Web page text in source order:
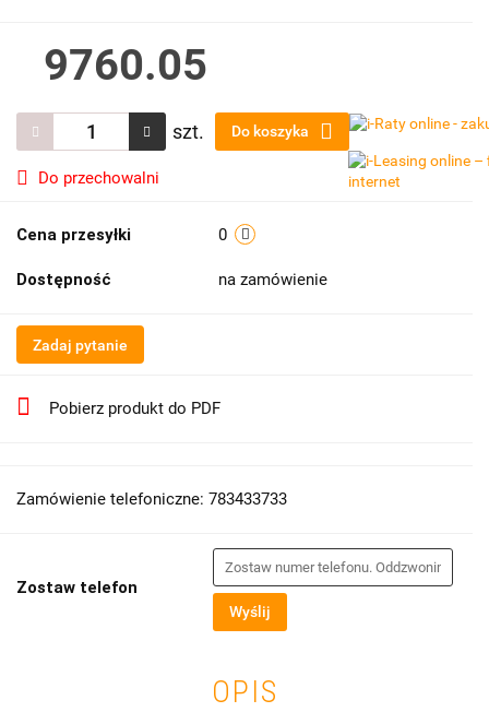
9760.05
szt. Do koszyka
Do przechowalni
Cena przesyłki 0
Dostępność na zamówienie
Zadaj pytanie
Pobierz produkt do PDF
Zamówienie telefoniczne: 783433733
Zostaw telefon
Wyślij
OPIS